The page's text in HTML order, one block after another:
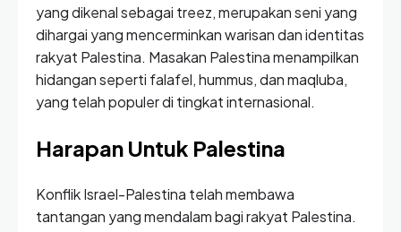
yang dikenal sebagai treez, merupakan seni yang
dihargai yang mencerminkan warisan dan identitas
rakyat Palestina. Masakan Palestina menampilkan
hidangan seperti falafel, hummus, dan maqluba,
yang telah populer di tingkat internasional.
Harapan Untuk Palestina
Konflik Israel-Palestina telah membawa
tantangan yang mendalam bagi rakyat Palestina.